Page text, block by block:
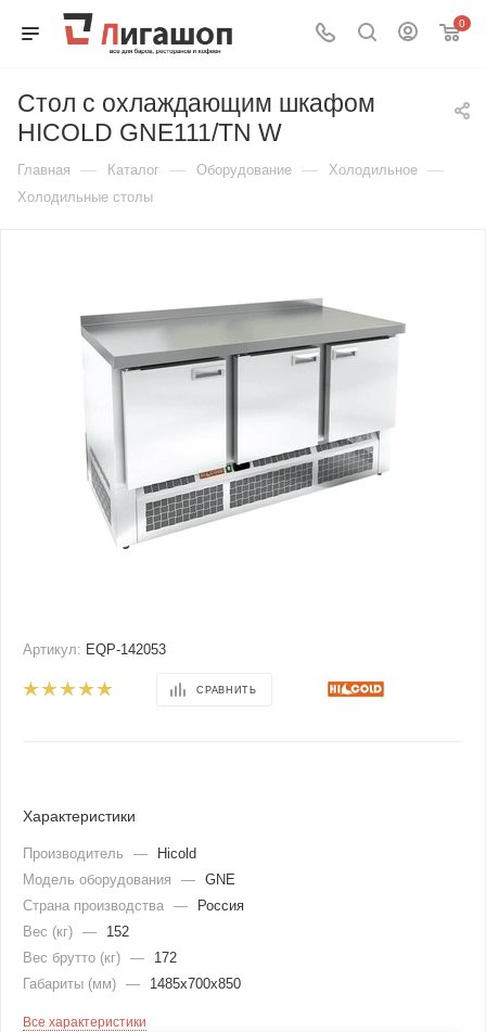
0
Стол с охлаждающим шкафом
HICOLD GNE111/TN W
Главная — Каталог — Оборудование — Холодильное —
Холодильные столы
Артикул: EQP-142053
СРАВНИТЬ
Характеристики
Производитель —
Hicold
Модель оборудования
— GNE
Страна производства —
Россия
Вес (кг) —
152
Вес брутто (кг) —
172
Габариты (мм) — 1485х700х850
Все характеристики